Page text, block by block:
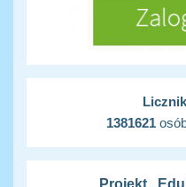
1381621
Projekt